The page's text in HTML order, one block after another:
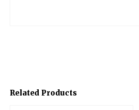
Related Products